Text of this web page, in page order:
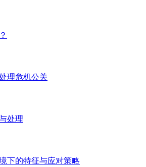
理危机公关
处理
下的特征与应对策略